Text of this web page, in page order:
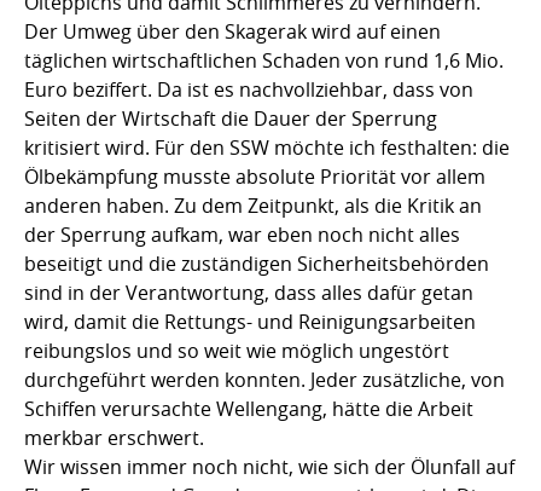
Der Umweg über den Skagerak wird auf einen
täglichen wirtschaftlichen Schaden von rund 1,6 Mio.
Euro beziffert. Da ist es nachvollziehbar, dass von
Seiten der Wirtschaft die Dauer der Sperrung
kritisiert wird. Für den SSW möchte ich festhalten: die
Ölbekämpfung musste absolute Priorität vor allem
anderen haben. Zu dem Zeitpunkt, als die Kritik an
der Sperrung aufkam, war eben noch nicht alles
beseitigt und die zuständigen Sicherheitsbehörden
sind in der Verantwortung, dass alles dafür getan
wird, damit die Rettungs- und Reinigungsarbeiten
reibungslos und so weit wie möglich ungestört
durchgeführt werden konnten. Jeder zusätzliche, von
Schiffen verursachte Wellengang, hätte die Arbeit
merkbar erschwert.
Wir wissen immer noch nicht, wie sich der Ölunfall auf